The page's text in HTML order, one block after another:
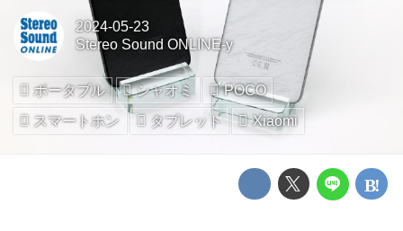
2024-05-23
Stereo Sound ONLINE-y
ポータブル シャオミ
POCO
スマートホン
タブレット Xiaomi